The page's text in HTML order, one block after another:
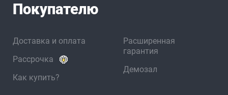
Покупателю
Доставка и оплата
Рассрочка
Как купить?
Расширенная
гарантия
Демозал